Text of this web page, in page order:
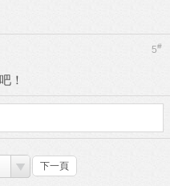
5#
！
下一頁